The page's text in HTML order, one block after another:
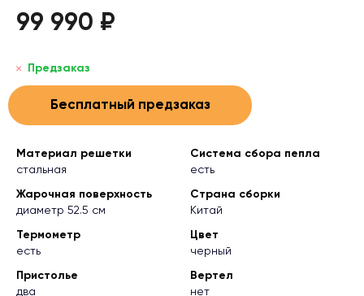
99 990 ₽
Предзаказ
Бесплатный предзаказ
Материал решетки
стальная
Система сбора пепла
есть
Жарочная поверхность
диаметр 52.5 см
Страна сборки
Китай
Термометр
есть
Цвет
черный
Пристолье
два
Вертел
нет